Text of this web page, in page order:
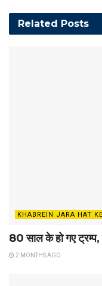
Related Posts
KHABREIN JARA HAT KE
80 साल के हो गए
2 MONTHS AGO